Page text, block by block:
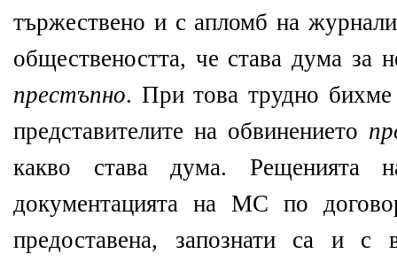
тържествено и с апломб на
обществеността, че става дума за
престъпно. При това трудно
представителите на обвинението
какво става дума.
документацията на МС по
предоставена, запознати са и с